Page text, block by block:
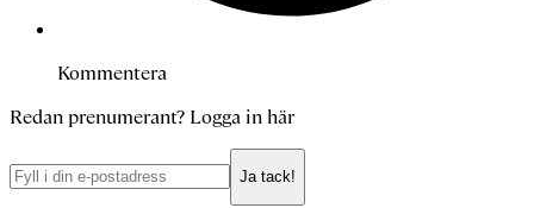
Kommentera
Redan prenumerant? Logga in här
Ja tack!